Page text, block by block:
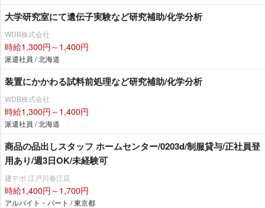
大学研究室にて遺伝子実験など研究補助/化学分析
WDB株式会社
時給1,300円～1,400円
派遣社員 / 北海道
装置にかかわる試料前処理など研究補助/化学分析
WDB株式会社
時給1,300円～1,400円
派遣社員 / 北海道
商品の品出しスタッフ ホームセンター/0203d/制服貸与/正社員登
用あり/週3日OK/未経験可
建デポ 江戸川春江店
時給1,400円～1,700円
アルバイト・パート / 東京都